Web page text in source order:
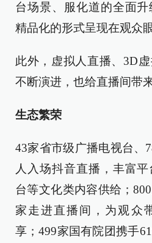
台场景、服化道的全面
精品化的形式呈现在观众眼
此外，虚拟人直播、3D
不断演进，也给直播间带
生态繁荣
43家省市级广播电视台、
人入场抖音直播，丰富
台等文化类内容供给；
家走进直播间，为观众
享；499家国有院团携手